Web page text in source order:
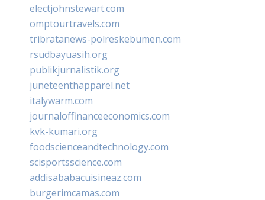
electjohnstewart.com
omptourtravels.com
tribratanews-polreskebumen.com
rsudbayuasih.org
publikjurnalistik.org
juneteenthapparel.net
italywarm.com
journaloffinanceeconomics.com
kvk-kumari.org
foodscienceandtechnology.com
scisportsscience.com
addisababacuisineaz.com
burgerimcamas.com